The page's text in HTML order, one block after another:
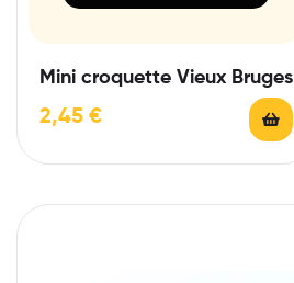
Mini croquette Vieux Bruges
2,45 €